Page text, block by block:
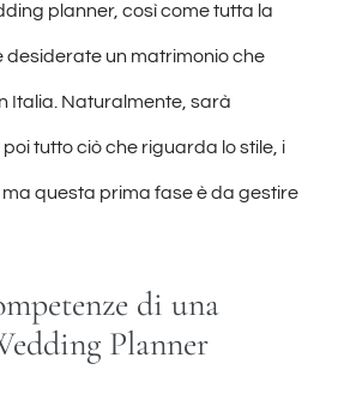
planner, così come tutta la
un matrimonio che
Italia. Naturalmente, sarà
tutto ciò che riguarda lo stile, i
questa prima fase è da gestire
di una
Planner